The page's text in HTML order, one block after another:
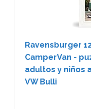
Ravensburger
CamperVan -
adultos y niños
VW Bulli